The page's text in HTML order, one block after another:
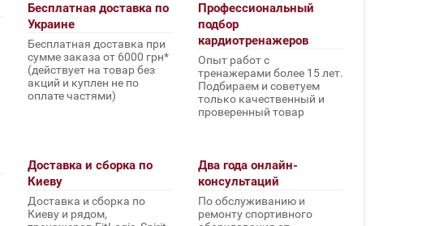
Бесплатная доставка по
Украине
Бесплатная доставка при
сумме заказа от 6000 грн*
(действует на товар без
акций и куплен не по
оплате частями)
Профессиональный
подбор
кардиотренажеров
Опыт работ с
тренажерами более 15 лет.
Подбираем и советуем
только качественный и
проверенный товар
Доставка и сборка по
Киеву
Доставка и сборка по
Киеву и рядом,
Два года онлайн-
консультаций
По обслуживанию и
ремонту спортивного